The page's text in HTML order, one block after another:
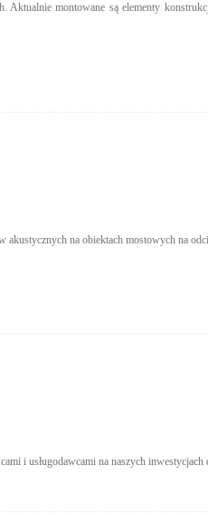
montowane są elementy
akustycznych na obiektach mostowych na
i usługodawcami na naszych inwestycjach